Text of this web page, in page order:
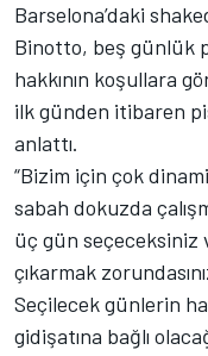
Barselona’daki
Binotto, beş günlük
hakkının koşullara
ilk günden itibaren
anlattı.
“Bizim için çok
sabah dokuzda
üç gün seçeceksiniz
çıkarmak
Seçilecek günlerin
gidişatına bağlı